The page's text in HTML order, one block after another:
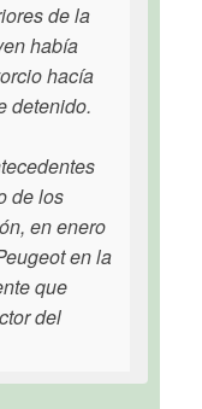
de la
había
hacía
detenido.
de los
en enero
en la
que
del